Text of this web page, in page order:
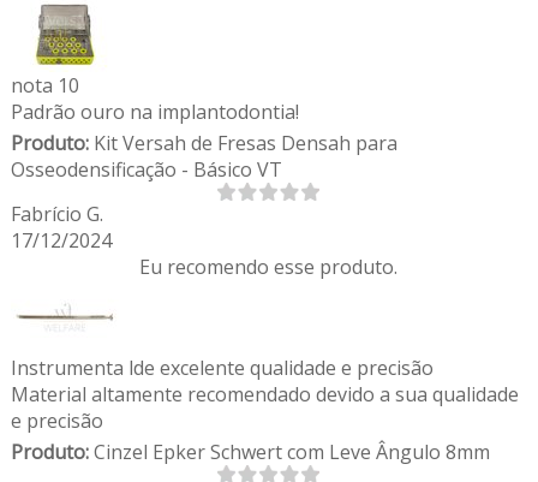
nota 10
Padrão ouro na implantodontia!
Produto:Kit Versah de Fresas Densah para
Osseodensificação - Básico VT
Fabrício G.
17/12/2024
Eu recomendo esse produto.
Instrumenta lde excelente qualidade e precisão
Material altamente recomendado devido a sua qualidade
e precisão
Produto:Cinzel Epker Schwert com Leve Ângulo 8mm